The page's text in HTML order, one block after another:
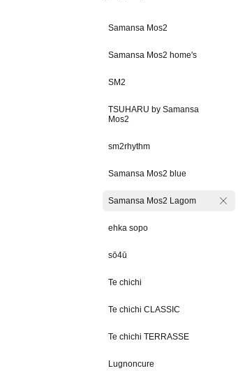
Samansa Mos2
Samansa Mos2 home's
SM2
TSUHARU by Samansa
Mos2
sm2rhythm
Samansa Mos2 blue
Samansa Mos2 Lagom
ehka sopo
sō4ū
Te chichi
Te chichi CLASSIC
Te chichi TERRASSE
Lugnoncure